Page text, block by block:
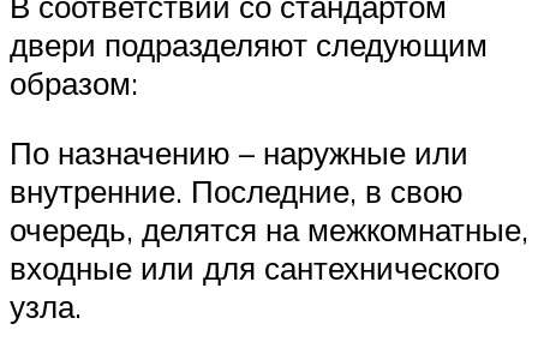
двери подразделяют следующим
образом:
По назначению – наружные или
внутренние. Последние, в свою
очередь, делятся на межкомнатные,
входные или для сантехнического
узла.